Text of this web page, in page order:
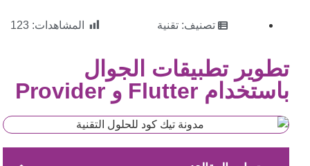
تصنيف:تقنية المشاهدات: 123
تطوير تطبيقات الجوال
باستخدام Flutter و Provider